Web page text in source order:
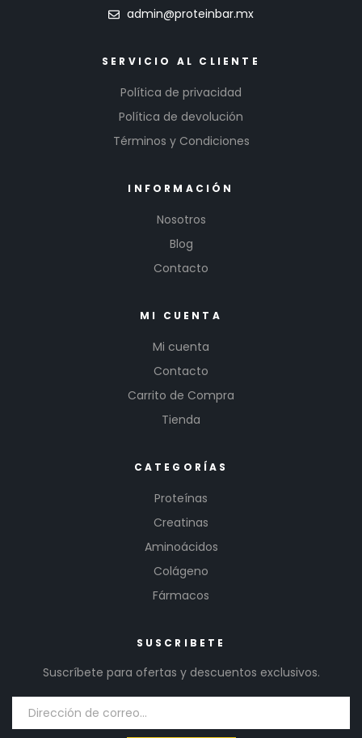
admin@proteinbar.mx
SERVICIO AL CLIENTE
Política de privacidad
Política de devolución
Términos y Condiciones
INFORMACIÓN
Nosotros
Blog
Contacto
MI CUENTA
Mi cuenta
Contacto
Carrito de Compra
Tienda
CATEGORÍAS
Proteínas
Creatinas
Aminoácidos
Colágeno
Fármacos
SUSCRIBETE
Suscríbete para ofertas y descuentos exclusivos.